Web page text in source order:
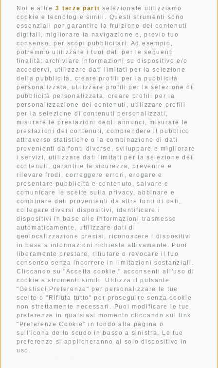
Noi e altre 3 terze parti selezionate utilizziamo
cookie e tecnologie simili. Questi strumenti sono
essenziali per garantire la fruizione dei contenuti
digitali, migliorare la navigazione e, previo tuo
consenso, per scopi pubblicitari. Ad esempio,
potremmo utilizzare i tuoi dati per le seguenti
finalità: archiviare informazioni su dispositivo e/o
accedervi, utilizzare dati limitati per la selezione
della pubblicità, creare profili per la pubblicità
personalizzata, utilizzare profili per la selezione di
pubblicità personalizzata, creare profili per la
personalizzazione dei contenuti, utilizzare profili
per la selezione di contenuti personalizzati,
misurare le prestazioni degli annunci, misurare le
prestazioni dei contenuti, comprendere il pubblico
attraverso statistiche o la combinazione di dati
provenienti da fonti diverse, sviluppare e migliorare
i servizi, utilizzare dati limitati per la selezione dei
contenuti, garantire la sicurezza, prevenire e
rilevare frodi, correggere errori, erogare e
presentare pubblicità e contenuto, salvare e
comunicare le scelte sulla privacy, abbinare e
combinare dati provenienti da altre fonti di dati,
collegare diversi dispositivi, identificare i
dispositivi in base alle informazioni trasmesse
automaticamente, utilizzare dati di
geolocalizzazione precisi, riconoscere i dispositivi
in base a informazioni richieste attivamente. Puoi
liberamente prestare, rifiutare o revocare il tuo
consenso senza incorrere in limitazioni sostanziali.
Cliccando su "Accetta cookie," acconsenti all'uso di
cookie e strumenti simili. Utilizza il pulsante
"Gestisci Preferenze" per personalizzare le tue
scelte o "Rifiuta tutto" per proseguire senza cookie
non strettamente necessari. Puoi modificare le tue
preferenze in qualsiasi momento cliccando sul link
"Preferenze Cookie" in fondo alla pagina o
sull'icona dello scudo in basso a sinistra. Le tue
preferenze si applicheranno al solo dispositivo in
uso.
Str. Pecëi 20
I-39033 Colfosco
Alto Adige
+39 0471 836 079
info@mezdi.it
Il rifugio in montagna su cui hai sempre fantasticato.
Un’esclusiva destinazione di villeggiatura, dove dedicarsi
alla propria rigenerazione.
Un luogo di grande impatto nel cuore dell’Alta Badia e delle
straordinarie Dolomiti. Il Mountain Hotel Mezdi vuol dire
vacanza, in ogni declinazione.
CAMERE
GIOIE DEL PALATO
WELLNESS
ATTIVITÀ
METEO
IMMAGINI